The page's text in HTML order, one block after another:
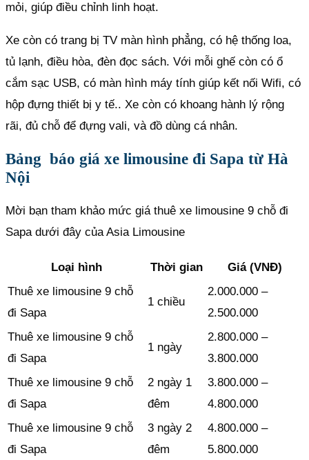
mỏi, giúp điều chỉnh linh hoạt.
Xe còn có trang bị TV màn hình phẳng, có hệ thống loa,
tủ lạnh, điều hòa, đèn đọc sách. Với mỗi ghế còn có ổ
cắm sạc USB, có màn hình máy tính giúp kết nối Wifi, có
hộp đựng thiết bị y tế.. Xe còn có khoang hành lý rộng
rãi, đủ chỗ để đựng vali, và đồ dùng cá nhân.
Bảng báo giá xe limousine đi Sapa từ Hà
Nội
Mời bạn tham khảo mức giá thuê xe limousine 9 chỗ đi
Sapa dưới đây của Asia Limousine
Loại hình Thời gian
Giá (VNĐ)
Thuê xe limousine 9 chỗ
đi Sapa
1 chiều
2.000.000 –
2.500.000
Thuê xe limousine 9 chỗ
đi Sapa
1 ngày
2.800.000 –
3.800.000
Thuê xe limousine 9 chỗ
đi Sapa
2 ngày 1
đêm
3.800.000 –
4.800.000
Thuê xe limousine 9 chỗ
đi Sapa
3 ngày 2
đêm
4.800.000 –
5.800.000